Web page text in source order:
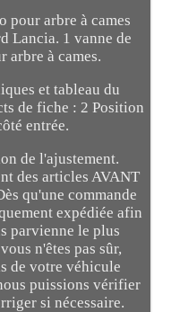
pour arbre à cames
Lancia. 1 vanne de
arbre à cames.
et tableau du
de fiche : 2 Position
entrée.
de l'ajustement.
des articles AVANT
qu'une commande
expédiée afin
parvienne le plus
n'êtes pas sûr,
de votre véhicule
puissions vérifier
si nécessaire.